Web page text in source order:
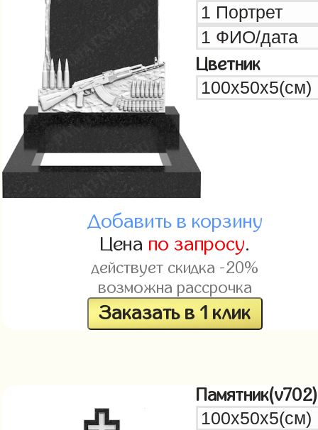
Цветник
Добавить в корзину
Цена по запросу.
действует скидка -20%
возможна рассрочка
Заказать в 1 клик
Памятник(v702)